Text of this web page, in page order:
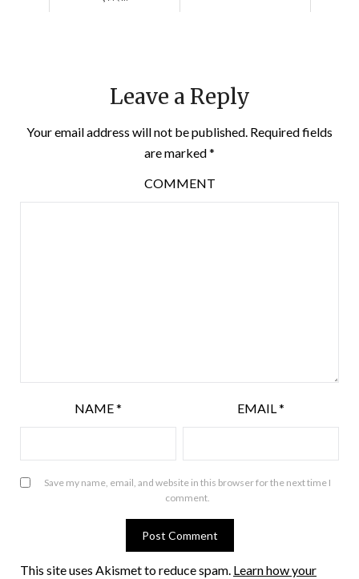
Leave a Reply
Your email address will not be published. Required fields
are marked*
COMMENT
NAME* EMAIL*
Save my name, email, and website in this browser for the next time I
comment.
This site uses Akismet to reduce spam. Learn how your